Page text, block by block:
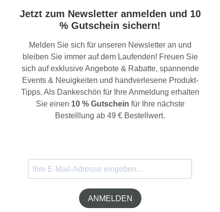
Jetzt zum Newsletter anmelden und 10
% Gutschein sichern!
Melden Sie sich für unseren Newsletter an und
bleiben Sie immer auf dem Laufenden! Freuen Sie
sich auf exklusive Angebote & Rabatte, spannende
Events & Neuigkeiten und handverlesene Produkt-
Tipps. Als Dankeschön für Ihre Anmeldung erhalten
Sie einen 10 % Gutschein für Ihre nächste
Bestelllung ab 49 € Bestellwert.
ANMELDEN